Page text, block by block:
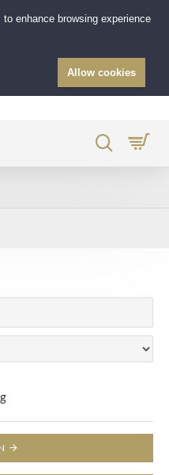
enhance browsing experience
Allow cookies